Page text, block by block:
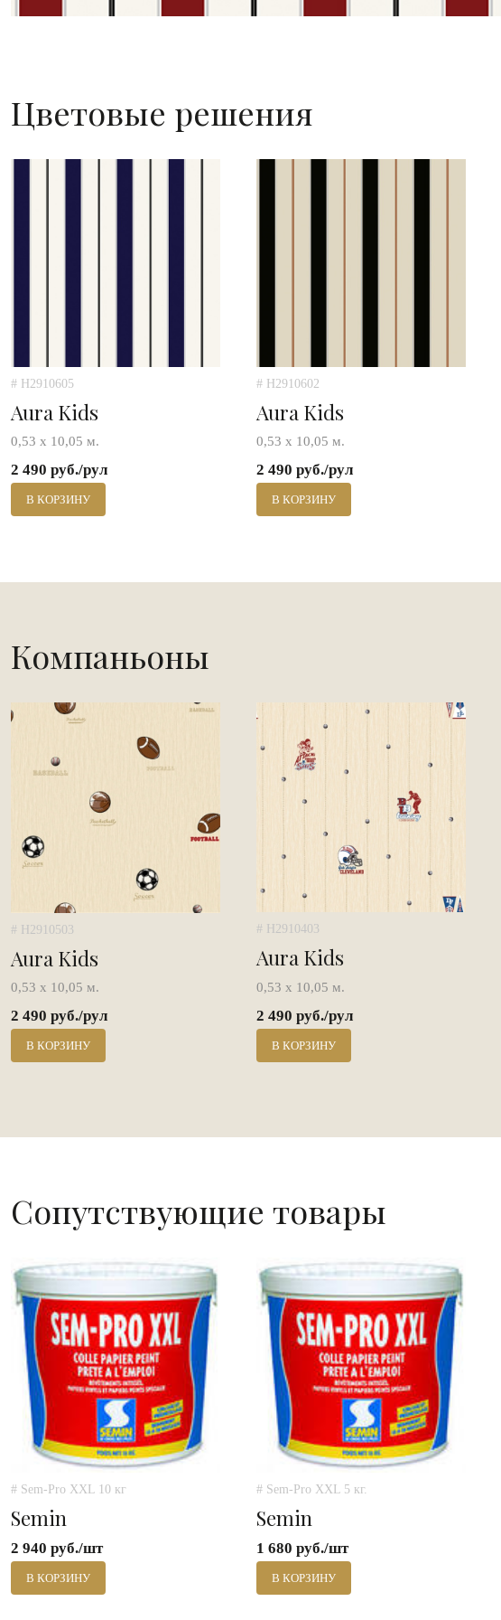
Цветовые решения
# H2910605
Aura Kids
0,53 х 10,05 м.
2 490 руб./рул
В КОРЗИНУ
# H2910602
Aura Kids
0,53 х 10,05 м.
2 490 руб./рул
В КОРЗИНУ
Компаньоны
# H2910503
Aura Kids
0,53 х 10,05 м.
2 490 руб./рул
В КОРЗИНУ
# H2910403
Aura Kids
0,53 х 10,05 м.
2 490 руб./рул
В КОРЗИНУ
Сопутствующие товары
# Sem-Pro XXL 10 кг
Semin
2 940 руб./шт
В КОРЗИНУ
# Sem-Pro XXL 5 кг.
Semin
1 680 руб./шт
В КОРЗИНУ